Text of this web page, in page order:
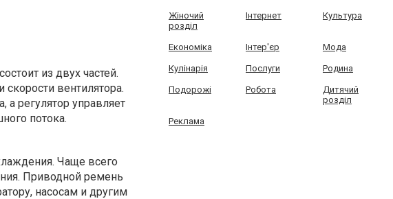
из двух частей.
вентилятора.
а регулятор управляет
потока.
Чаще всего
Приводной ремень
насосам и другим
Жіночий
розділ
Інтернет Культура
Економіка Інтер'єр Мода
Кулінарія Послуги Родина
Подорожі Робота
Дитячий
розділ
Реклама